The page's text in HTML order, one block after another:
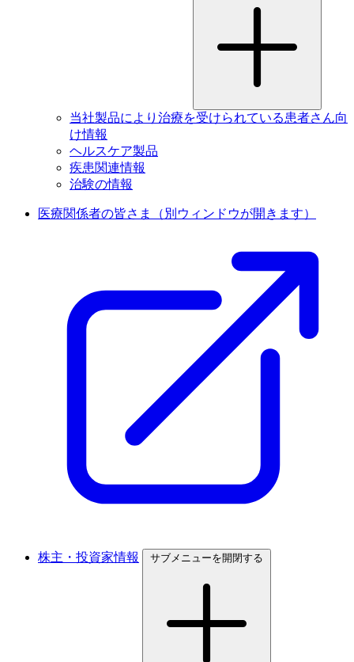
当社製品により治療を受けられている患者さん向
け情報
ヘルスケア製品
疾患関連情報
治験の情報
医療関係者の皆さま （別ウィンドウが開きます）
株主・投資家情報 サブメニューを開閉する